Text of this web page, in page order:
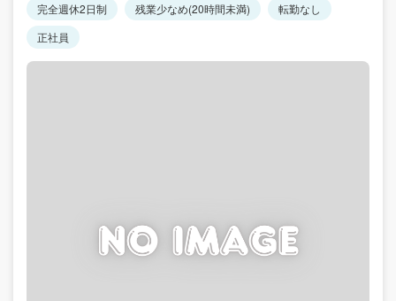
完全週休2日制 残業少なめ(20時間未満)
転勤なし
正社員